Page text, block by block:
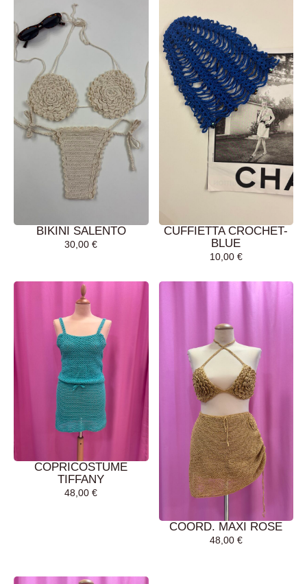
BIKINI SALENTO
30,00€
CARRELLO
CUFFIETTA CROCHET-
BLUE
10,00 €
COPRICOSTUME
TIFFANY
48,00€
COORD. MAXI ROSE
48,00 €